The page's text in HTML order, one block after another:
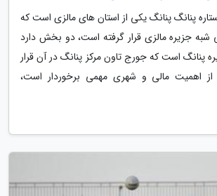
هتل های 4 ستاره پنانگ پنانگ یکی از استان های مالزی است که
جزیره مالزی قرار گرفته است، دو بخش دارد
پنانگ است که جورج تاون مرکز پنانگ در آن قرار
از اهمیت مالی و شهری مهمی برخوردار است،